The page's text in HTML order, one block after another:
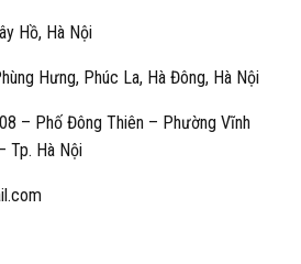
Hồ, Hà Nội
Hưng, Phúc La, Hà Đông, Hà Nội
– Phố Đông Thiên – Phường Vĩnh
Tp. Hà Nội